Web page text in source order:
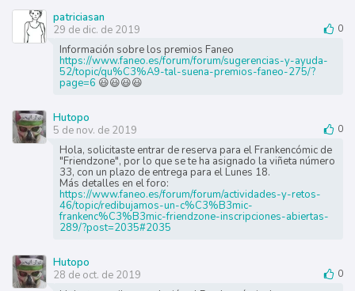
patriciasan
29 de dic. de 2019
0
Información sobre los premios Faneo
https://www.faneo.es/forum/forum/sugerencias-y-ayuda-
52/topic/qu%C3%A9-tal-suena-premios-faneo-275/?
page=6 😃😃😃😃
Hutopo
5 de nov. de 2019
0
Hola, solicitaste entrar de reserva para el Frankencómic de
"Friendzone", por lo que se te ha asignado la viñeta número
33, con un plazo de entrega para el Lunes 18.
Más detalles en el foro:
https://www.faneo.es/forum/forum/actividades-y-retos-
46/topic/redibujamos-un-c%C3%B3mic-
frankenc%C3%B3mic-friendzone-inscripciones-abiertas-
289/?post=2035#2035
Hutopo
28 de oct. de 2019
0